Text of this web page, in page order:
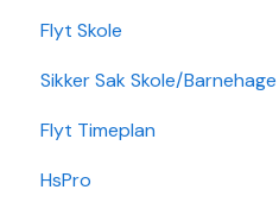
Redusert foreldrebetaling
Sikker Sak Barnehage
Vedtak
Ansatt
Økonomi
Nettverk
Statistikk
Flyt Skole
Integrasjon Sikker Sak
Elevportal
Foresattportal
Sikker Sak Skole/Barnehage
Godkjenning
Hendelse
Flyt Timeplan
Daglig bruk
HsPro